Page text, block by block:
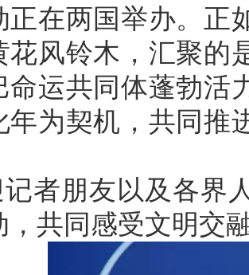
正在两国举办。正
花风铃木，汇聚的
命运共同体蓬勃活
年为契机，共同推
记者朋友以及各界
，共同感受文明交